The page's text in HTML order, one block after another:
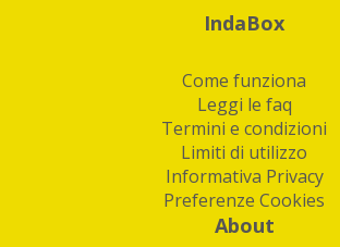
IndaBox
Come funziona
Leggi le faq
Termini e condizioni
Limiti di utilizzo
Informativa Privacy
Preferenze Cookies
About